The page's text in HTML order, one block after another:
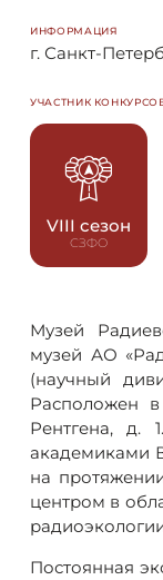
Музей
музей АО
(научный
Расположен
Рентгена, д.
академиками
на
центром в
Постоянная
ИНФОРМАЦИЯ
г. Санкт-
УЧАСТНИК
VIII сезон
СЗФО